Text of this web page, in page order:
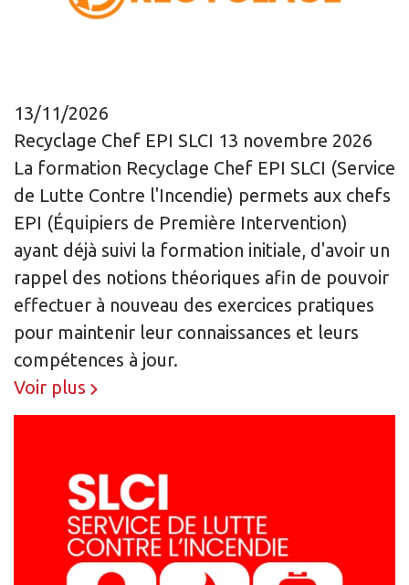
13/11/2026
Recyclage Chef EPI SLCI 13 novembre 2026
La formation Recyclage Chef EPI SLCI (Service
de Lutte Contre l'Incendie) permets aux chefs
EPI (Équipiers de Première Intervention)
ayant déjà suivi la formation initiale, d'avoir un
rappel des notions théoriques afin de pouvoir
effectuer à nouveau des exercices pratiques
pour maintenir leur connaissances et leurs
compétences à jour.
Voir plus